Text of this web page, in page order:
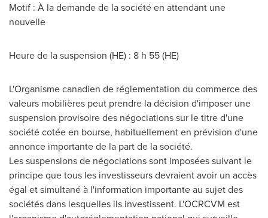
Motif : À la demande de la société en attendant une
nouvelle
Heure de la suspension (HE) : 8 h 55 (HE)
L'Organisme canadien de réglementation du commerce des
valeurs mobilières peut prendre la décision d'imposer une
suspension provisoire des négociations sur le titre d'une
société cotée en bourse, habituellement en prévision d'une
annonce importante de la part de la société.
Les suspensions de négociations sont imposées suivant le
principe que tous les investisseurs devraient avoir un accès
égal et simultané à l'information importante au sujet des
sociétés dans lesquelles ils investissent. L'OCRCVM est